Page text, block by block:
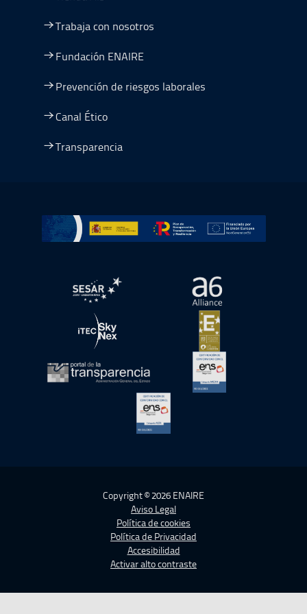
Trabaja con nosotros
Fundación ENAIRE
Prevención de riesgos laborales
Canal Ético
Transparencia
Ir a Plan de Recuperación, Transformación y
abre en ventana nueva abre en ventana
abre en ventana nueva abre en ventana
abre en ventana nueva
Copyright © 2026 ENAIRE
Aviso Legal
Política de cookies
Política de Privacidad
Accesibilidad
Activar alto contraste